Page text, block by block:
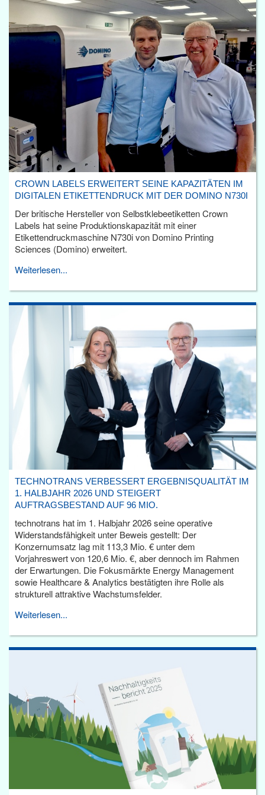
CROWN LABELS ERWEITERT SEINE KAPAZITÄTEN IM
DIGITALEN ETIKETTENDRUCK MIT DER DOMINO N730I
Der britische Hersteller von Selbstklebeetiketten Crown
Labels hat seine Produktionskapazität mit einer
Etikettendruckmaschine N730i von Domino Printing
Sciences (Domino) erweitert.
Weiterlesen...
TECHNOTRANS VERBESSERT ERGEBNISQUALITÄT IM
1. HALBJAHR 2026 UND STEIGERT
AUFTRAGSBESTAND AUF 96 MIO.
technotrans hat im 1. Halbjahr 2026 seine operative
Widerstandsfähigkeit unter Beweis gestellt: Der
Konzernumsatz lag mit 113,3 Mio. € unter dem
Vorjahreswert von 120,6 Mio. €, aber dennoch im Rahmen
der Erwartungen. Die Fokusmärkte Energy Management
sowie Healthcare & Analytics bestätigten ihre Rolle als
strukturell attraktive Wachstumsfelder.
Weiterlesen...